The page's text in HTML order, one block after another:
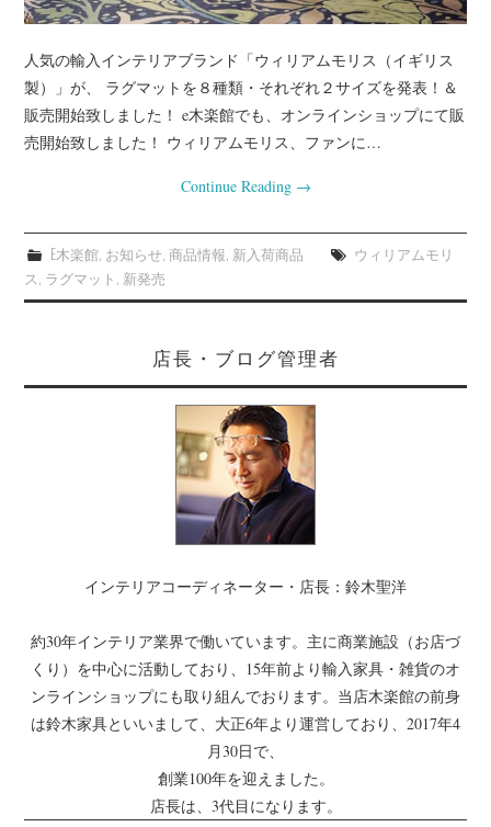
人気の輸入インテリアブランド「ウィリアムモリス（イギリス
製）」が、 ラグマットを８種類・それぞれ２サイズを発表！＆
販売開始致しました！ e木楽館でも、オンラインショップにて販
売開始致しました！ ウィリアムモリス、ファンに…
Continue Reading →
E木楽館, お知らせ, 商品情報, 新入荷商品
ウィリアムモリ
ス, ラグマット , 新発売
店長・ブログ管理者
インテリアコーディネーター・店長：鈴木聖洋
約30年インテリア業界で働いています。主に商業施設（お店づ
くり）を中心に活動しており、15年前より輸入家具・雑貨のオ
ンラインショップにも取り組んでおります。当店木楽館の前身
は鈴木家具といいまして、大正6年より運営しており、2017年4
月30日で、
創業100年を迎えました。
店長は、3代目になります。